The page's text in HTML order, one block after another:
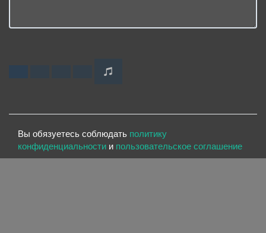
Вы обязуетесь соблюдать политику
конфиденциальности и пользовательское соглашение